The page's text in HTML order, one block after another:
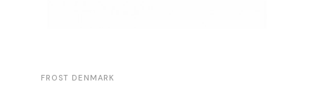
FROST DENMARK